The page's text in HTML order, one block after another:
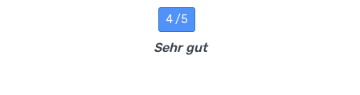
4 /5
Sehr gut